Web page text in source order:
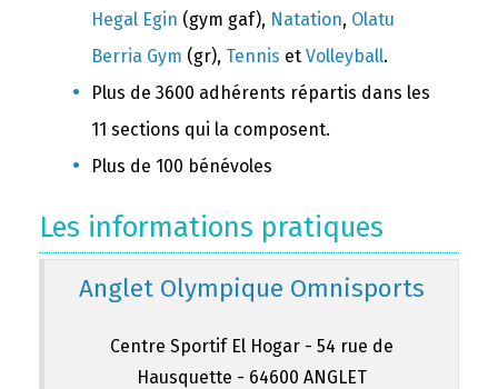
Hegal Egin (gym gaf), Natation, Olatu
Berria Gym (gr), Tennis et Volleyball.
Plus de 3600 adhérents répartis dans les
11 sections qui la composent.
Plus de 100 bénévoles
Les informations pratiques
Anglet Olympique Omnisports
Centre Sportif El Hogar - 54 rue de
Hausquette - 64600 ANGLET